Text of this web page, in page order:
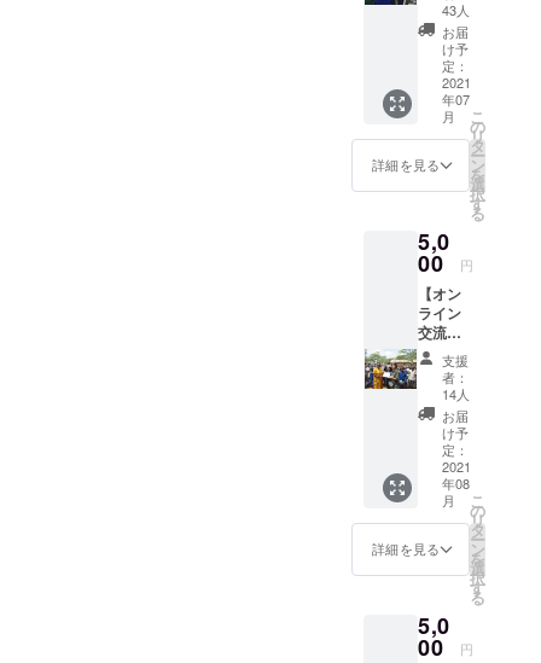
する感
謝の気
持を込
めて、
御礼
メール
をお送
りしま
す。
43人
お届
け予
定：
2021
年07
月
詳細を見る
こ
の
リ
タ
ー
ン
を
選
択
す
る
5,0
00 円
【オン
ライン
交流会
①：日
本人ス
タッフ
との交
流】 タ
ンザニ
アに複
数回訪
問し、
支援活
動を
行って
きた日
タッフ
とのオ
支援
者：
14人
お届
け予
定：
2021
年08
月
詳細を見る
こ
の
リ
タ
ー
ン
を
選
択
す
る
5,0
00 円